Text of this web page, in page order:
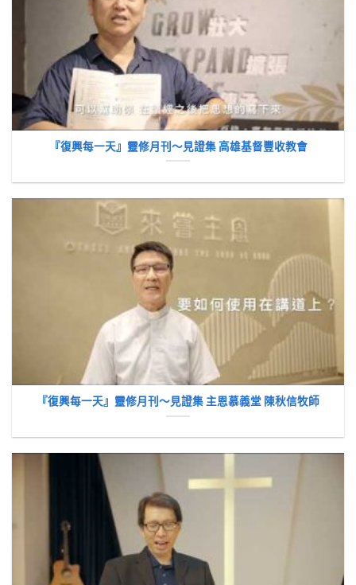
『復興每一天』靈修月刊～見證集 高雄基督豐收教會
『復興每一天』靈修月刊～見證集 主恩慕義堂 陳秋信牧師